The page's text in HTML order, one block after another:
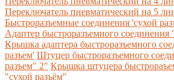
Переключатель пневматический на 5
Быстроразъемные соединения 'сухой
Адаптер быстроразъемного соединения
Крышка адаптера быстроразъемного
разъем' Штуцер быстроразъемного
разъем" 2" Крышка штуцера
"сухой разъём"